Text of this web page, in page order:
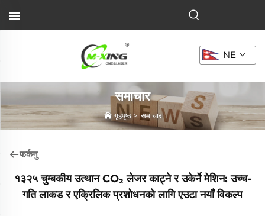
NE
समाचार
गृहपृष्ठ>समाचार
फर्कनु
१३२५ चुम्बकीय उत्थान CO₂ लेजर काट्ने र उकेर्ने मेशिन: उच्च-
गति लाकड र एक्रिलिक प्रशोधनको लागि एउटा नयाँ विकल्प